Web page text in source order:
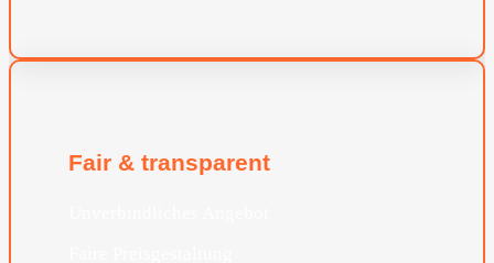
Fair & transparent